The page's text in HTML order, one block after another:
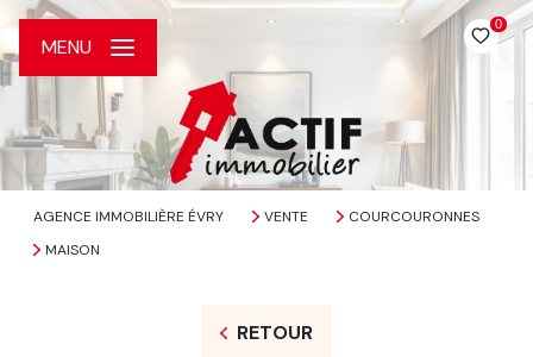
0
MENU
AGENCE IMMOBILIÈRE ÉVRY VENTE
COURCOURONNES
MAISON
RETOUR